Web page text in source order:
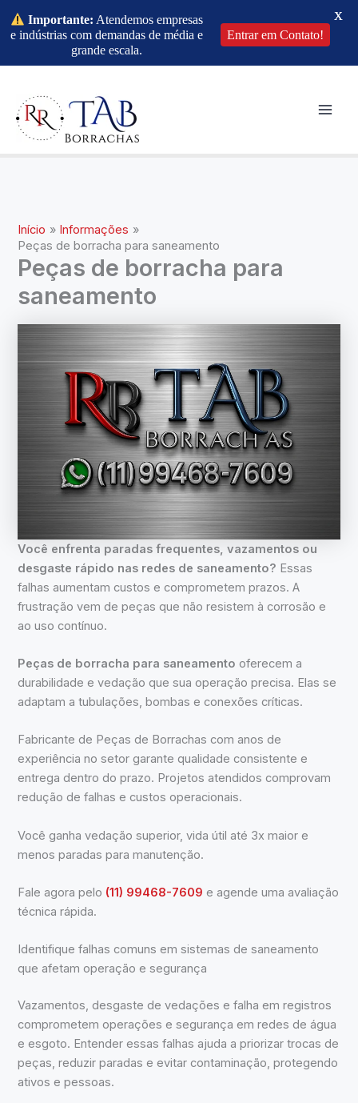
conteúdo
Início
Informações
Peças de borracha para saneamento
Peças de borracha para
saneamento
Você enfrenta paradas frequentes, vazamentos ou
desgaste rápido nas redes de saneamento? Essas
falhas aumentam custos e comprometem prazos. A
frustração vem de peças que não resistem à corrosão e
ao uso contínuo.
Peças de borracha para saneamento oferecem a
durabilidade e vedação que sua operação precisa. Elas se
adaptam a tubulações, bombas e conexões críticas.
Fabricante de Peças de Borrachas com anos de
experiência no setor garante qualidade consistente e
entrega dentro do prazo. Projetos atendidos comprovam
redução de falhas e custos operacionais.
Você ganha vedação superior, vida útil até 3x maior e
menos paradas para manutenção.
Fale agora pelo (11) 99468-7609 e agende uma avaliação
técnica rápida.
Identifique falhas comuns em sistemas de saneamento
que afetam operação e segurança
Vazamentos, desgaste de vedações e falha em registros
comprometem operações e segurança em redes de água
e esgoto. Entender essas falhas ajuda a priorizar trocas de
peças, reduzir paradas e evitar contaminação, protegendo
ativos e pessoas.
Importante: Atendemos empresas
e indústrias com demandas de média e
grande escala.
Entrar em Contato!
X